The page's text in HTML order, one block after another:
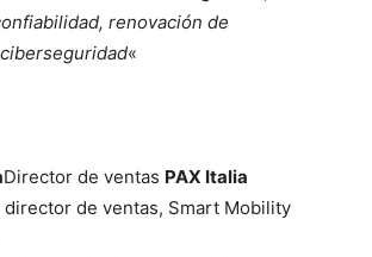
renovación de
«
Director de ventas PAX Italia
director de ventas, Smart Mobility